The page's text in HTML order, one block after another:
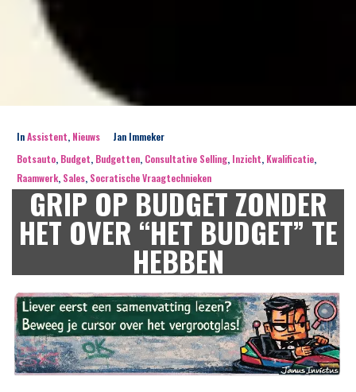
InAssistent, Nieuws
Jan Immeker
Botsauto, Budget, Budgetten, Consultative Selling, Inzicht, Kwalificatie,
Raamwerk, Sales, Socratische Vraagtechnieken
GRIP OP BUDGET ZONDER
HET OVER “HET BUDGET” TE
HEBBEN